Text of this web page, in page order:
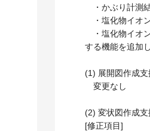
・かぶり計測
・塩化物イオ
・塩化物イオ
する機能を追加し
(1) 展開図作成支
変更なし
(2) 変状図作成支
[修正項目]